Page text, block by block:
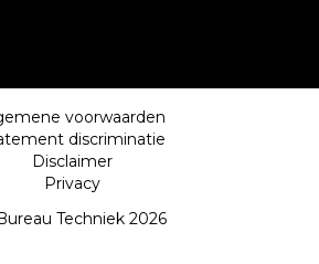
voorwaarden
discriminatie
Disclaimer
Privacy
Techniek 2026